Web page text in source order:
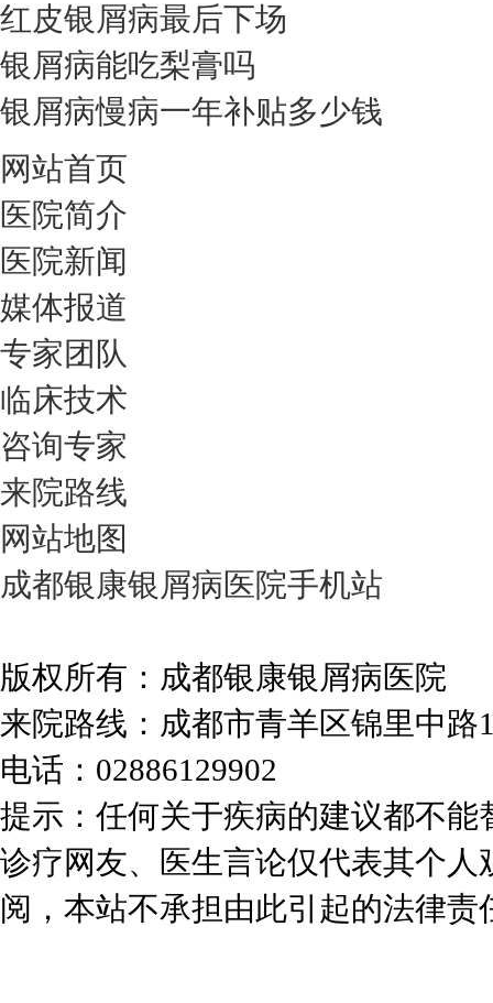
红皮银屑病最后下场
银屑病能吃梨膏吗
银屑病慢病一年补贴多少钱
网站首页
医院简介
医院新闻
媒体报道
专家团队
临床技术
咨询专家
来院路线
网站地图
成都银康银屑病医院手机站
版权所有：成都银康银屑病医院
来院路线：成都市青羊区锦里中
电话：02886129902
提示：任何关于疾病的建议都不
诊疗网友、医生言论仅代表其个
阅，本站不承担由此引起的法律责